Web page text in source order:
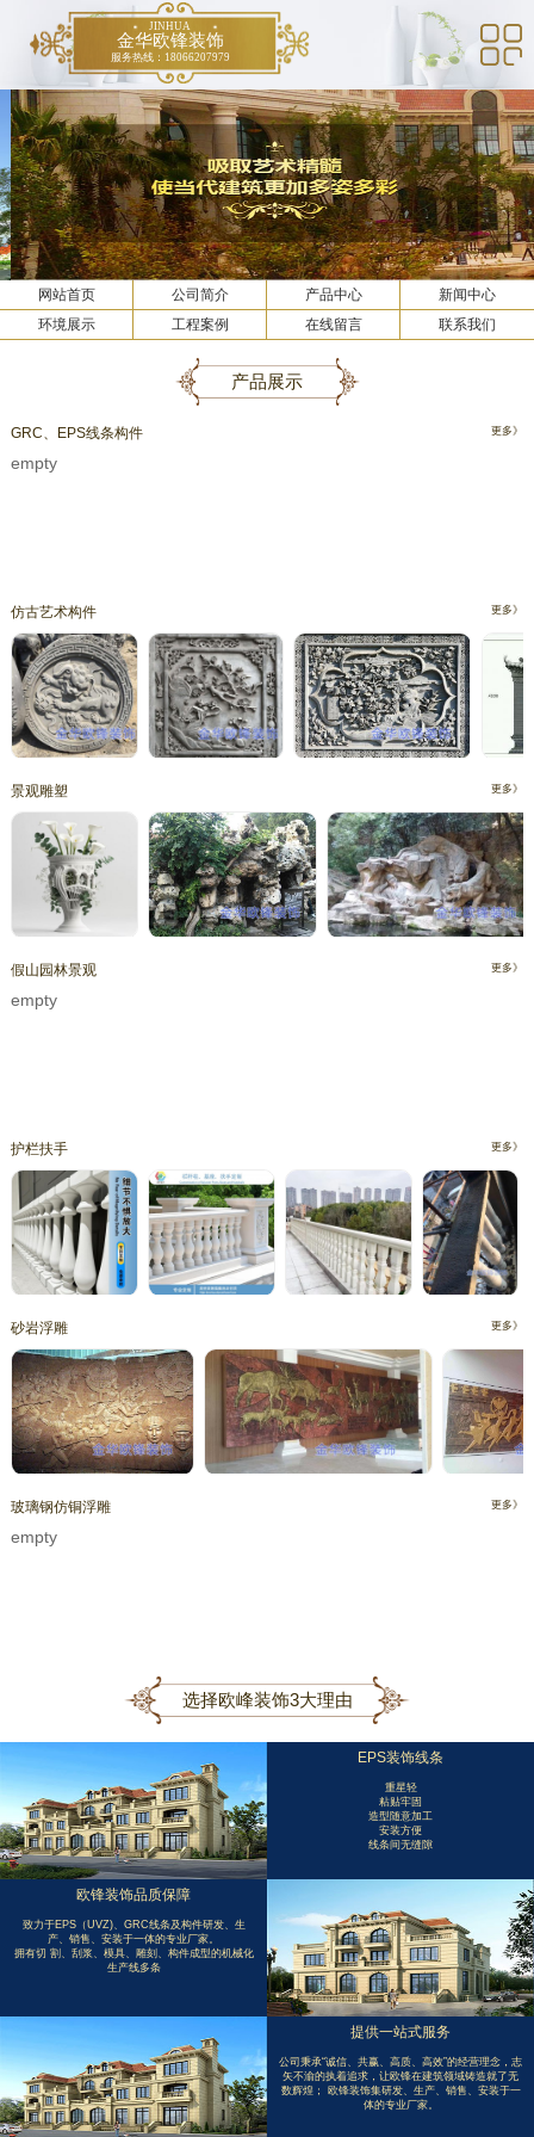
JINHUA
金华欧锋装饰
服务热线：18066207979
网站首页 公司简介 产品中心
新闻中心
环境展示
工程案例 在线留言 联系我们
产品展示
GRC、EPS线条构件 更多》
empty
仿古艺术构件 更多》
景观雕塑 更多》
假山园林景观 更多》
empty
护栏扶手 更多》
砂岩浮雕 更多》
玻璃钢仿铜浮雕 更多》
empty
选择欧峰装饰3大理由
EPS装饰线条
重星轻
粘贴牢固
造型随意加工
安装方便
线条间无缝隙
欧锋装饰品质保障
致力于EPS（UVZ)、GRC线条及构件研发、生
产、销售、安装于一体的专业厂家。
拥有切 割、刮浆、模具、雕刻、构件成型的机械化
生产线多条
提供一站式服务
公司秉承“诚信、共赢、高质、高效”的经营理念，志
矢不渝的执着追求，让欧锋在建筑领域铸造就了无
数辉煌； 欧锋装饰集研发、生产、销售、安装于一
体的专业厂家。